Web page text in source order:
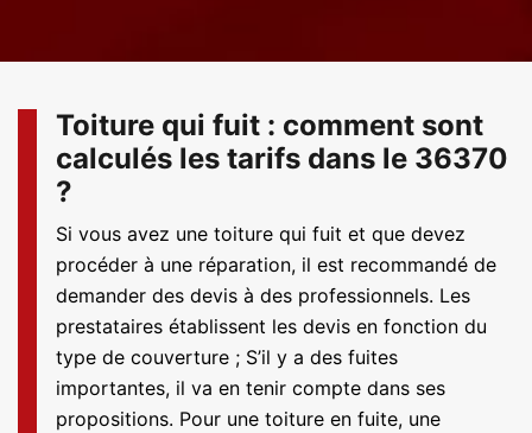
Toiture qui fuit : comment sont
calculés les tarifs dans le 36370
?
Si vous avez une toiture qui fuit et que devez
procéder à une réparation, il est recommandé de
demander des devis à des professionnels. Les
prestataires établissent les devis en fonction du
type de couverture ; S’il y a des fuites
importantes, il va en tenir compte dans ses
propositions. Pour une toiture en fuite, une